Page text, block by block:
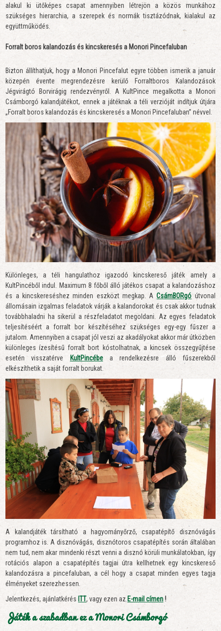
alakul ki ütőképes csapat amennyiben létrejön a közös munkához
szükséges hierarchia, a szerepek és normák tisztázódnak, kialakul az
együttműködés.
Forralt boros kalandozás és kincskeresés a Monori Pincefaluban
Bizton állíthatjuk, hogy a Monori Pincefalut egyre többen ismerik a január
közepén évente megrendezésre kerülő Forraltboros Kalandozások
Jégvirágtó Borvirágig rendezvényről. A KultPince megalkotta a Monori
Csámborgó kalandjátékot, ennek a játéknak a téli verzióját indítjuk útjára
„Forralt boros kalandozás és kincskeresés a Monori Pincefaluban” névvel.
Különleges, a téli hangulathoz igazodó kincskereső játék amely a
KultPincéből indul. Maximum 8 főből álló játékos csapat a kalandozáshoz
és a kincskereséshez minden eszközt megkap. ACsámBORgóútvonal
állomásain izgalmas feladatok várják a kalandorokat és csak akkor tudnak
továbbhaladni ha sikerül a részfeladatot megoldani. Az egyes feladatok
teljesítéséért a forralt bor készítéséhez szükséges egy-egy fűszer a
jutalom. Amennyiben a csapat jól veszi az akadályokat akkor már útközben
különleges ízesítésű forralt bort kóstolhatnak, a kincsek összegyűjtése
esetén visszatérve
KultPincébea rendelkezésre álló fűszerekből
elkészíthetik a saját forralt borukat.
A kalandjáték társítható a hagyományőrző, csapatépítő disznóvágás
programhoz is. A disznóvágás, disznótoros csapatépítés során általában
nem tud, nem akar mindenki részt venni a disznó körüli munkálatokban, így
rotációs alapon a csapatépítés tagjai útra kellhetnek egy kincskereső
kalandozásra a pincefaluban, a cél hogy a csapat minden egyes tagja
élményeket szerezhessen.
Jelentkezés, ajánlatkérés ITT, vagy ezen az E-mail címen!
Játék a szabadban ez a Monori Csámborgó